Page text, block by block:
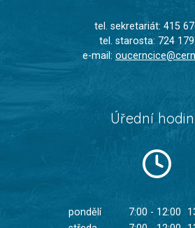
tel. sekretariát: 415
tel. starosta: 724
e-mail:
Úřední
pondělí 7:00 - 12:00